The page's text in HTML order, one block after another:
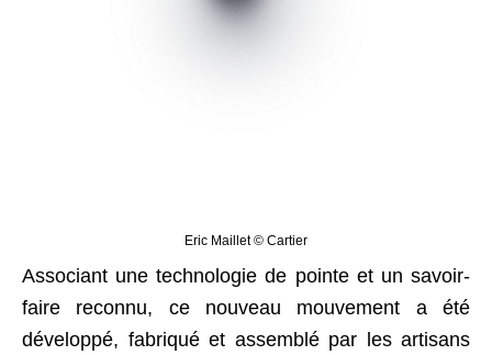
Eric Maillet © Cartier
Associant une technologie de pointe et un savoir-
faire reconnu, ce nouveau mouvement a été
développé, fabriqué et assemblé par les artisans